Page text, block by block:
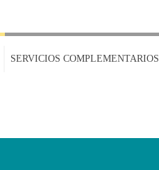
SERVICIOS COMPLEMENTARIOS